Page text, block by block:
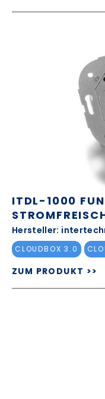
ITDL-1000
Hersteller:
CLOUDBOX 3.0
ZUM PRODUKT >>